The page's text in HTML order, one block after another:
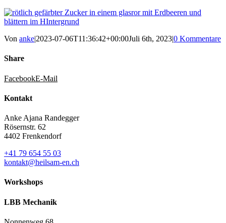
Von anke|2023-07-06T11:36:42+00:00Juli 6th, 2023|0 Kommentare
Share
FacebookE-Mail
Kontakt
Anke Ajana Randegger
Rösernstr. 62
4402 Frenkendorf
+41 79 654 55 03
kontakt@heilsam-en.ch
Workshops
LBB Mechanik